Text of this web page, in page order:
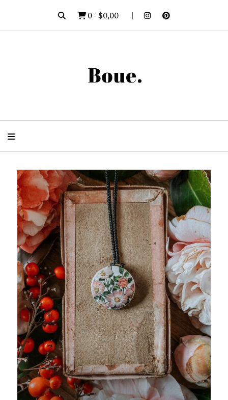
0-$0,00